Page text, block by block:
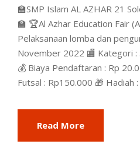
🏫SMP Islam AL AZHAR 21
🏫 🏆Al Azhar Education Fair
Pelaksanaan lomba dan
November 2022 🏬 Kategori :
💰 Biaya Pendaftaran : Rp
Futsal : Rp150.000 🎁 Hadiah :
Read More